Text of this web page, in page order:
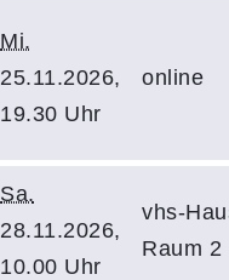
Mi.
25.11.2026,
19.30 Uhr
online
Sa.
28.11.2026,
10.00 Uhr
vhs-
Raum 2